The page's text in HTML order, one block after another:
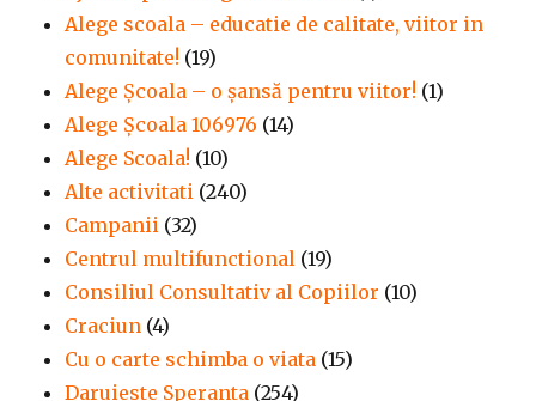
Alege scoala – educatie de calitate, viitor in
comunitate! (19)
Alege Şcoala – o şansă pentru viitor! (1)
Alege Școala 106976 (14)
Alege Scoala! (10)
Alte activitati (240)
Campanii (32)
Centrul multifunctional (19)
Consiliul Consultativ al Copiilor (10)
Craciun (4)
Cu o carte schimba o viata (15)
Daruieste Speranta (254)